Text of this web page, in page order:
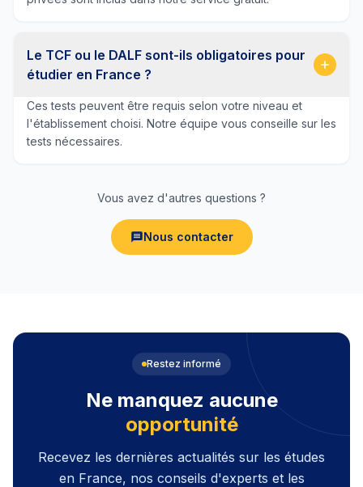
Le TCF ou le DALF sont-ils obligatoires pour
étudier en France ?
Ces tests peuvent être requis selon votre niveau et
l'établissement choisi. Notre équipe vous conseille sur les
tests nécessaires.
Vous avez d'autres questions ?
Nous contacter
Restez informé
Ne manquez aucune
opportunité
Recevez les dernières actualités sur les études
en France, nos conseils d'experts et les